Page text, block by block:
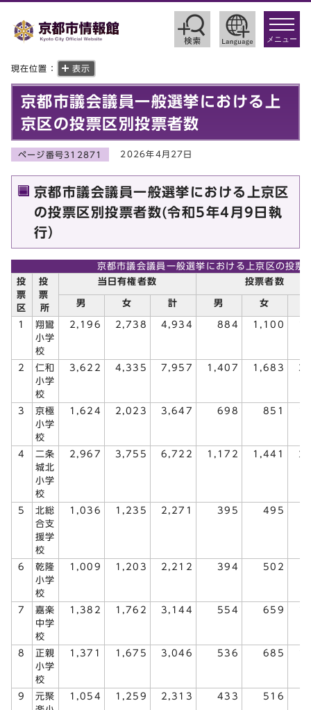
toggle
メニュー
現在位置： 表示
京都市議会議員一般選挙における上
京区の投票区別投票者数
ページ番号312871 2026年4月27日
京都市議会議員一般選挙における上京区
の投票区別投票者数(令和5年4月9日執
行）
京都市議会議員一般選挙における上京区の投票
投
票
区
投
票
所
当日有権者数 投票者数
男 女 計 男 女
1
翔鸞
小学
校
2,196 2,738 4,934 884 1,100
2
仁和
小学
校
3,622 4,335 7,957 1,407 1,683
3
京極
小学
校
1,624 2,023 3,647 698 851
4
二条
城北
小学
校
2,967 3,755 6,722 1,172 1,441
5
北総
合支
援学
校
1,036 1,235 2,271 395 495
6
乾隆
小学
校
1,009 1,203 2,212 394 502
7
嘉楽
中学
校
1,382 1,762 3,144 554 659
8
正親
小学
校
1,371 1,675 3,046 536 685
9
元聚
1,054 1,259 2,313 433 516